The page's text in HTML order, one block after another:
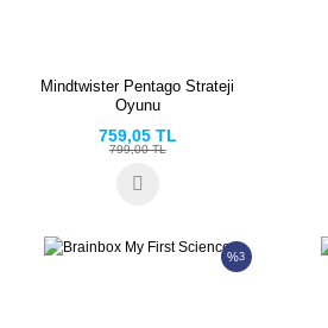
Mindtwister Pentago Strateji
Oyunu
759,05 TL
799,00 TL
%3